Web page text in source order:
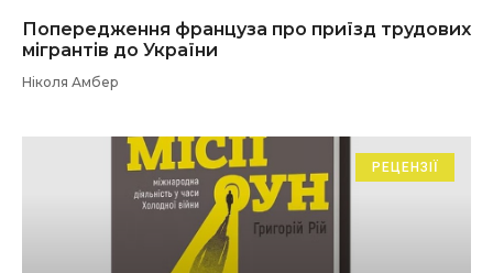
Попередження француза про приїзд трудових
мігрантів до України
Ніколя Амбер
РЕЦЕНЗІЇ